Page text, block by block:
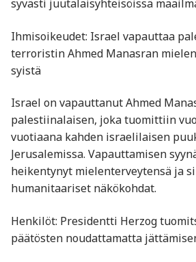
syvästi juutalaisyhteisöissä
Ihmisoikeudet: Israel vapauttaa
terroristin Ahmed Manasran
syistä
Israel on vapauttanut Ahmed
palestiinalaisen, joka tuomittiin
vuotiaana kahden israelilaisen
Jerusalemissa. Vapauttamisen
heikentynyt mielenterveytensä ja
humanitaariset näkökohdat. ​
Henkilöt: Presidentti Herzog
päätösten noudattamatta